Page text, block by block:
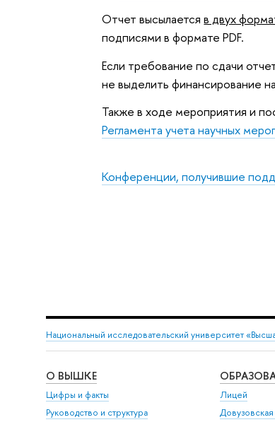
Отчет высылаетсяв двух
подписями в формате PDF.
Если требование по сдачи
не выделить финансирование
Также в ходе мероприятия и
Регламента учета научных
Конференции, получившие
Национальный исследовательский университет
О ВЫШКЕ
Цифры и факты
Руководство и структура
Лицей